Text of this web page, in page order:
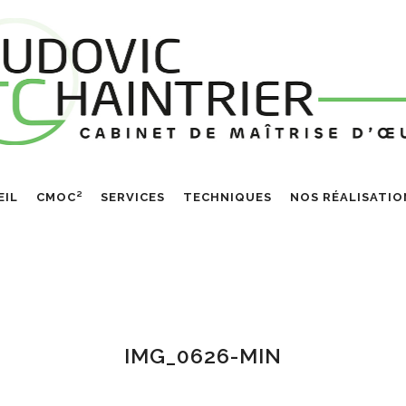
CMOC² SERVICES TECHNIQUES NOS
IMG_0626-MIN